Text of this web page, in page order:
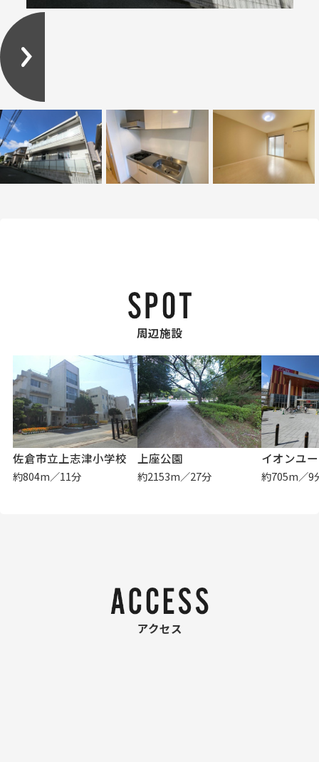
周辺施設
佐倉市立上志津小学校
約804m／11分
上座公園
約2153m／27分
イオンユ
約705m／9
アクセス